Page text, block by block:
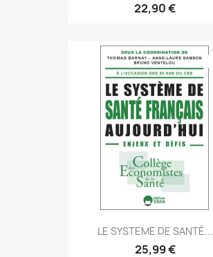
22,90 €
LE SYSTEME DE SANTÉ...
25,99 €